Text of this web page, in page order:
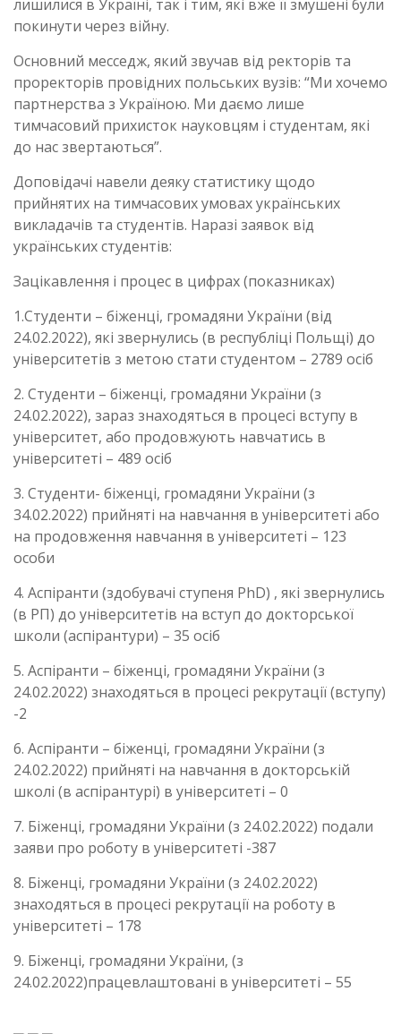
лишилися в Україні, так і тим, які вже її змушені були
покинути через війну.
Основний месседж, який звучав від ректорів та
проректорів провідних польських вузів: “Ми хочемо
партнерства з Україною. Ми даємо лише
тимчасовий прихисток науковцям і студентам, які
до нас звертаються”.
Доповідачі навели деяку статистику щодо
прийнятих на тимчасових умовах українських
викладачів та студентів. Наразі заявок від
українських студентів:
Зацікавлення і процес в цифрах (показниках)
1.Студенти – біженці, громадяни України (від
24.02.2022), які звернулись (в республіці Польщі) до
університетів з метою стати студентом – 2789 осіб
2. Студенти – біженці, громадяни України (з
24.02.2022), зараз знаходяться в процесі вступу в
університет, або продовжують навчатись в
університеті – 489 осіб
3. Студенти- біженці, громадяни України (з
34.02.2022) прийняті на навчання в університеті або
на продовження навчання в університеті – 123
особи
4. Аспіранти (здобувачі ступеня PhD) , які звернулись
(в РП) до університетів на вступ до докторської
школи (аспірантури) – 35 осіб
5. Аспіранти – біженці, громадяни України (з
24.02.2022) знаходяться в процесі рекрутації (вступу)
-2
6. Аспіранти – біженці, громадяни України (з
24.02.2022) прийняті на навчання в докторській
школі (в аспірантурі) в університеті – 0
7. Біженці, громадяни України (з 24.02.2022) подали
заяви про роботу в університеті -387
8. Біженці, громадяни України (з 24.02.2022)
знаходяться в процесі рекрутації на роботу в
університеті – 178
9. Біженці, громадяни України, (з
24.02.2022)працевлаштовані в університеті – 55